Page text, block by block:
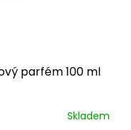
parfém 100 ml
Skladem